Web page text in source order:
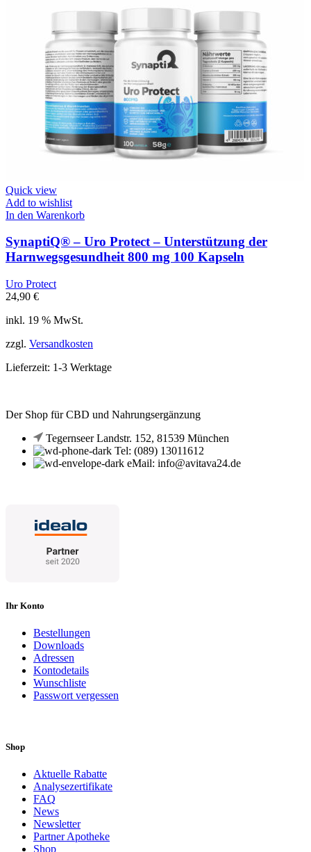
Quick view
Add to wishlist
In den Warenkorb
SynaptiQ® – Uro Protect – Unterstützung der
Harnwegsgesundheit 800 mg 100 Kapseln
Uro Protect
24,90 €
inkl. 19 % MwSt.
zzgl. Versandkosten
Lieferzeit: 1-3 Werktage
Der Shop für CBD und Nahrungsergänzung
Tegernseer Landstr. 152, 81539 München
Tel: (089) 13011612
eMail: info@avitava24.de
Ihr Konto
Bestellungen
Downloads
Adressen
Kontodetails
Wunschliste
Passwort vergessen
Shop
Aktuelle Rabatte
Analysezertifikate
FAQ
News
Newsletter
Partner Apotheke
Shop